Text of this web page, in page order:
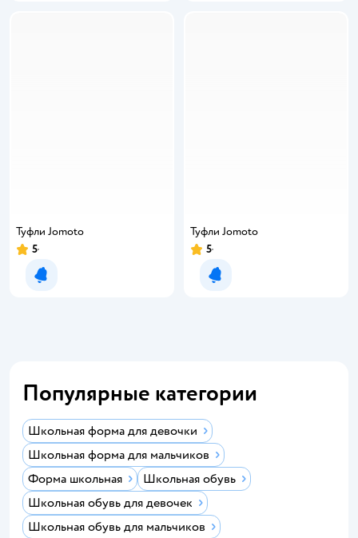
Туфли Jomoto
5
Уведомить о появлении
Туфли Jomoto
5
Уведомить о появлении
Популярные категории
Школьная форма для девочки
Школьная форма для мальчиков
Форма школьная
Школьная обувь
Школьная обувь для девочек
Школьная обувь для мальчиков